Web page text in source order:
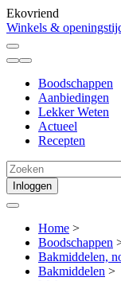
Ekovriend
Winkels &
Boodschappen
Aanbiedingen
Lekker Weten
Actueel
Recepten
Inloggen
Home >
Boodschappen
Bakmiddelen,
Bakmiddelen >